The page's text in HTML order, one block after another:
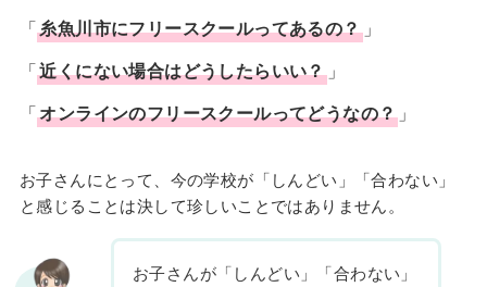
「糸魚川市にフリースクールってあるの？」
「近くにない場合はどうしたらいい？」
「オンラインのフリースクールってどうなの？ 」
お子さんにとって、今の学校が「しんどい」「合わない」
と感じることは決して珍しいことではありません。
お子さんが「しんどい」「合わない」